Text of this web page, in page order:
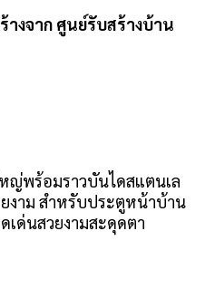
งจาก ศูนย์รับสร้างบ้าน
พร้อมราวบันไดสแตนเล
งาม สำหรับประตูหน้าบ้าน
เด่นสวยงามสะดุดตา